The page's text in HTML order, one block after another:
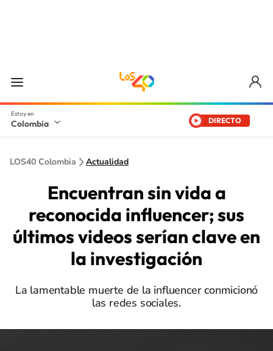
Colombia DIRECTO
LOS40 Colombia Actualidad
Encuentran sin vida a
reconocida influencer; sus
últimos videos serían clave en
la investigación
La lamentable muerte de la influencer conmicionó
las redes sociales.